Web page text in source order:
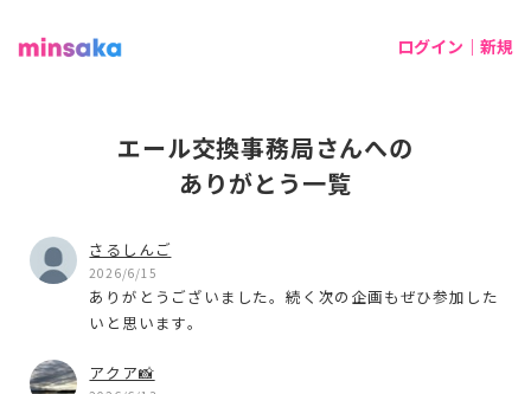
ログイン｜新規
エール交換事務局さんへの
ありがとう一覧
さるしんご
2026/6/15
ありがとうございました。続く次の企画もぜひ参加した
いと思います。
アクア📸